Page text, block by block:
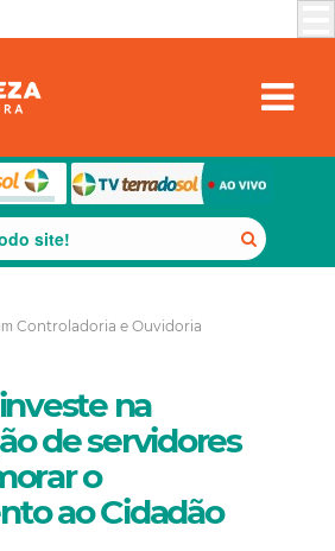
Controladoria e Ouvidoria
na
de servidores
o
ao Cidadão